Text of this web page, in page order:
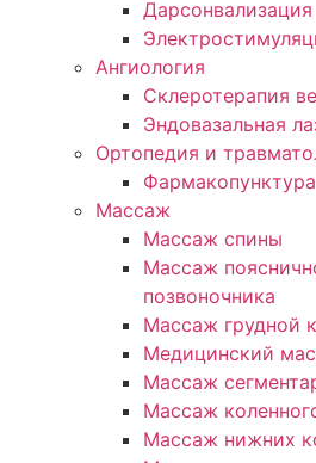
Дарсонвализация
Ангиология
Склеротерапия
Эндовазальная
Ортопедия и
Фармакопунктура
Массаж
Массаж спины
Массаж
позвоночника
Массаж грудной
Медицинский
Массаж
Массаж
Массаж нижних